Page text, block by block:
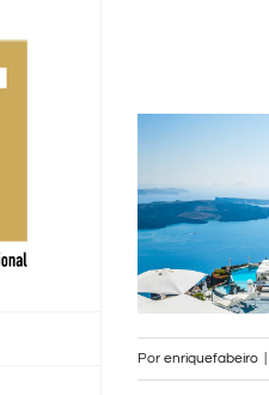
Por enriquefabeiro